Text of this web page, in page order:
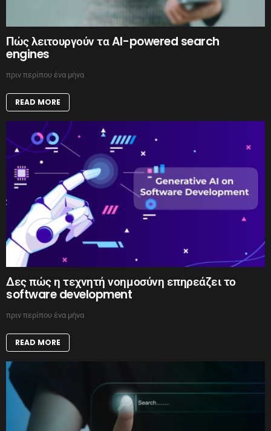
Πώς λειτουργούν τα AI-powered search
engines
πριν περίπου ένα μήνα
READ MORE
Δες πώς η τεχνητή νοημοσύνη επηρεάζει το
software development
πριν περίπου ένα μήνα
READ MORE